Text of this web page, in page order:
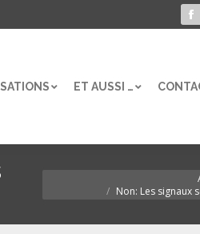
ET AUSSI …
Non: Les signaux